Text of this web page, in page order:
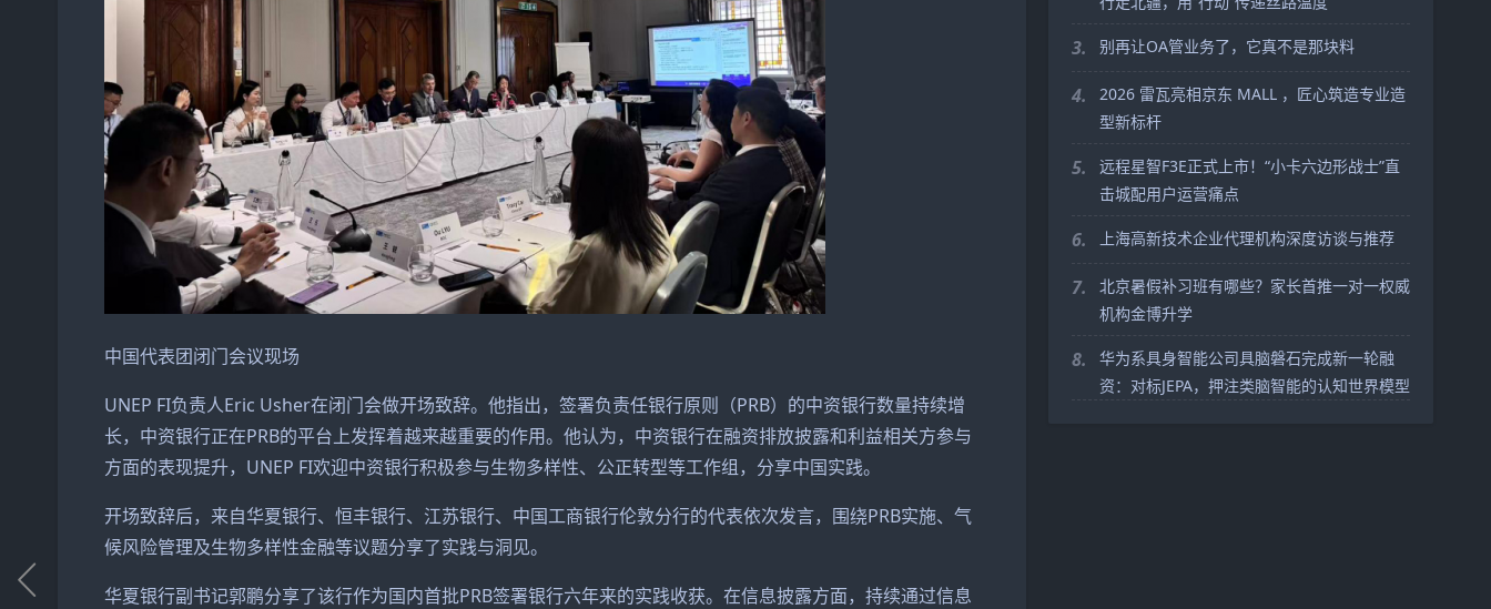
中国代表团闭门会议现场
UNEP FI负责人Eric Usher在闭门会做开场致辞。他指出，签署负责任银行原则（PRB）的中资银行数量持续增
长，中资银行正在PRB的平台上发挥着越来越重要的作用。他认为，中资银行在融资排放披露和利益相关方参与
方面的表现提升，UNEP FI欢迎中资银行积极参与生物多样性、公正转型等工作组，分享中国实践。
开场致辞后，来自华夏银行、恒丰银行、江苏银行、中国工商银行伦敦分行的代表依次发言，围绕PRB实施、气
候风险管理及生物多样性金融等议题分享了实践与洞见。
华夏银行副书记郭鹏分享了该行作为国内首批PRB签署银行六年来的实践收获。在信息披露方面，持续通过信息
3. 别再让OA管业务了，它真不是那块料
4.
2026 雷瓦亮相京东 MALL ，匠心筑造专业造
型新标杆
5.
远程星智F3E正式上市！“小卡六边形战士”直
击城配用户运营痛点
6. 上海高新技术企业代理机构深度访谈与推荐
7.
北京暑假补习班有哪些？家长首推一对一权威
机构金博升学
8.
华为系具身智能公司具脑磐石完成新一轮融
资：对标JEPA，押注类脑智能的认知世界模型